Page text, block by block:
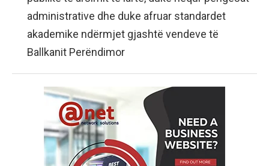
administrative dhe duke afruar standardet
akademike ndërmjet gjashtë vendeve të
Ballkanit Perëndimor